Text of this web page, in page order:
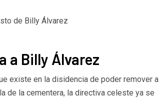
a Billy Álvarez
existe en la disidencia de poder remover a
de la cementera, la directiva celeste ya se